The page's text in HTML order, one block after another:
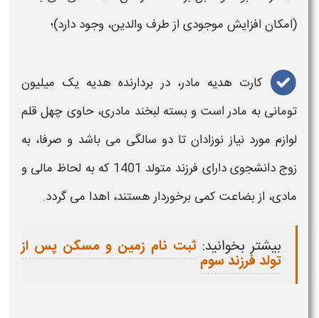
(امکان افزایش موجودی از طرف والدین، وجود دارد)؛
کارت هدیه مادر، در بردارنده هدیه یک میلیون
تومانی به مادراست و بسته لبخند مادری، حاوی چهل قلم
لوازم مورد نیاز نوزادان تا دو سالگی می باشد و صرفا، به
زوجدانشجویدارای فرزند
متولد 1401 که به لحاظ مالی و
مادی، از بضاعت کمی برخوردار هستند، اهدا می‌ گردد.
بیشتر بخوانید: ثبت نام زمین و مسکن پس از
تولد فرزند سوم